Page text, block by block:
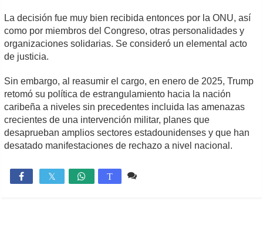
La decisión fue muy bien recibida entonces por la ONU, así
como por miembros del Congreso, otras personalidades y
organizaciones solidarias. Se consideró un elemental acto
de justicia.
Sin embargo, al reasumir el cargo, en enero de 2025, Trump
retomó su política de estrangulamiento hacia la nación
caribeña a niveles sin precedentes incluida las amenazas
crecientes de una intervención militar, planes que
desaprueban amplios sectores estadounidenses y que han
desatado manifestaciones de rechazo a nivel nacional.
 T